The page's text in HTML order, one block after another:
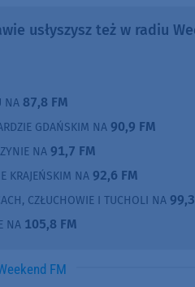
usłyszysz też w radiu
NA 87,8 FM
GDAŃSKIM NA 90,9 FM
NA 91,7 FM
KRAJEŃSKIM NA 92,6 FM
CZŁUCHOWIE I TUCHOLI NA
NA 105,8 FM
FM